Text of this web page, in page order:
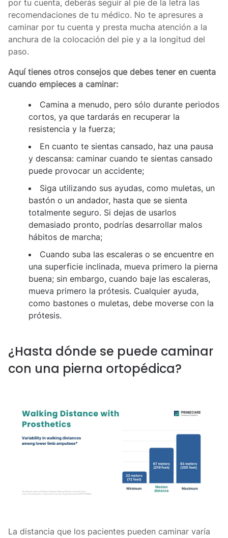
por tu cuenta, deberás seguir al pie de la letra las
recomendaciones de tu médico. No te apresures a
caminar por tu cuenta y presta mucha atención a la
anchura de la colocación del pie y a la longitud del
paso.
Aquí tienes otros consejos que debes tener en cuenta
cuando empieces a caminar:
Camina a menudo, pero sólo durante periodos
cortos, ya que tardarás en recuperar la
resistencia y la fuerza;
En cuanto te sientas cansado, haz una pausa
y descansa: caminar cuando te sientas cansado
puede provocar un accidente;
Siga utilizando sus ayudas, como muletas, un
bastón o un andador, hasta que se sienta
totalmente seguro. Si dejas de usarlos
demasiado pronto, podrías desarrollar malos
hábitos de marcha;
Cuando suba las escaleras o se encuentre en
una superficie inclinada, mueva primero la pierna
buena; sin embargo, cuando baje las escaleras,
mueva primero la prótesis. Cualquier ayuda,
como bastones o muletas, debe moverse con la
prótesis.
¿Hasta dónde se puede caminar
con una pierna ortopédica?
La distancia que los pacientes pueden caminar varía